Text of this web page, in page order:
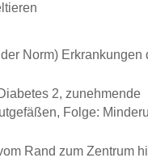
Norm) Erkrankungen
2, zunehmende
Folge:
Rand zum Zentrum